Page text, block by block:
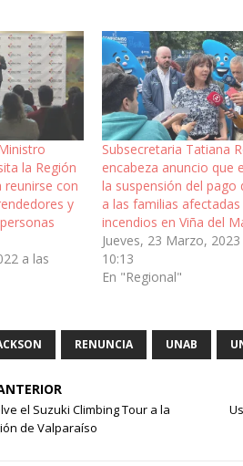
la Región
reunirse con
y
a las
Subsecretaria Tatiana
encabeza anuncio que
la suspensión del pago
a las familias
incendios en Viña del
Jueves, 23 Marzo,
10:13
En "Regional"
RENUNCIA UNAB
el Suzuki Climbing Tour a la
de Valparaíso